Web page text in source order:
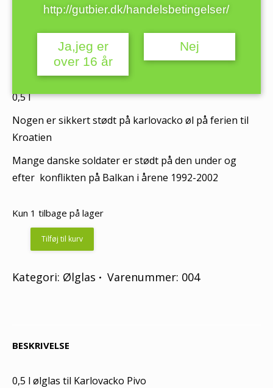
Karlovacko pivo 0,5 l ølglas
Glas til den kroatiske øl Karlovacko pivo
0,5 l
Nogen er sikkert stødt på karlovacko øl på ferien til
Kroatien
Mange danske soldater er stødt på den under og
efter konflikten på Balkan i årene 1992-2002
Kun 1 tilbage på lager
Tilføj til kurv
Kategori: Ølglas Varenummer: 004
BESKRIVELSE
0,5 l ølglas til Karlovacko Pivo
http://gutbier.dk/handelsbetingelser/
Ja,jeg er
over 16 år
Nej